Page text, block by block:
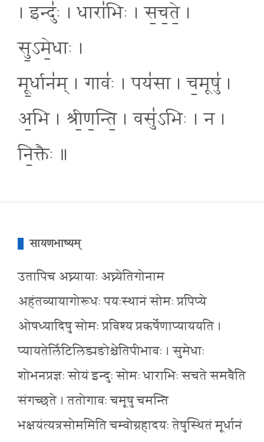
। इन्दुः॑ । धारा॑भिः । स॒च॒ते॒ ।
सु॒ऽमे॒धाः ।
मू॒र्धान॑म्् । गावः॑ । पय॑सा । च॒मूषु॑ ।
अ॒भि । श्री॒ण॒न्ति॒ । वसु॑ऽभिः । न ।
नि॒क्तैः ॥
सायणभाष्यम्
उतापिच अघ्न्यायाः अघ्न्येतिगोनाम
अहंतव्यायागोरूधः पयःस्थानं सोमः प्रपिप्ये
ओषध्यादिषु सोमः प्रविश्य प्रकर्षेणाप्याययति ।
प्यायतेर्लिटिलिड्यङोश्चेतिपीभावः । सुमेधाः
शोभनप्रज्ञः सोयं इन्दुः सोमः धाराभिः सचते समवैति
संगच्छते । ततोगावः चमूषु चमन्ति
भक्षयंत्यत्रसोममिति चम्वोग्रहादयः तेषुस्थितं मूर्धानं